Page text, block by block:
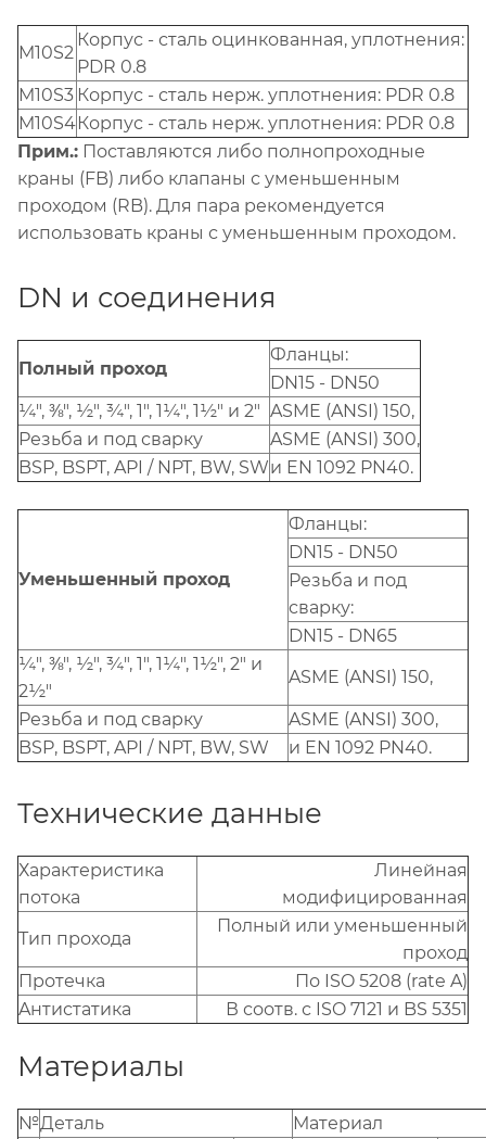
M10S2
Корпус - сталь оцинкованная, уплотнения:
PDR 0.8
M10S3 Корпус - сталь нерж. уплотнения: PDR 0.8
M10S4Корпус - сталь нерж. уплотнения: PDR 0.8
Прим.: Поставляются либо полнопроходные
краны (FB) либо клапаны с уменьшенным
проходом (RB). Для пара рекомендуется
использовать краны с уменьшенным проходом.
DN и соединения
Полный проход
Фланцы:
DN15 - DN50
¼", ⅜", ½", ¾", 1", 1¼", 1½" и 2" ASME (ANSI) 150,
Резьба и под сварку
ASME (ANSI) 300,
BSP, BSPT, API / NPT, BW, SWи EN 1092 PN40.
Уменьшенный проход
Фланцы:
DN15 - DN50
Резьба и под
сварку:
DN15 - DN65
¼", ⅜", ½", ¾", 1", 1¼", 1½", 2" и
2½"
ASME (ANSI) 150,
Резьба и под сварку
ASME (ANSI) 300,
BSP, BSPT, API / NPT, BW, SW
и EN 1092 PN40.
Технические данные
Характеристика
потока
Линейная
модифицированная
Тип прохода
Полный или уменьшенный
проход
Протечка
По ISO 5208 (rate A)
Aнтистатика
В соотв. с ISO 7121 и BS 5351
Материалы
№Деталь Материал